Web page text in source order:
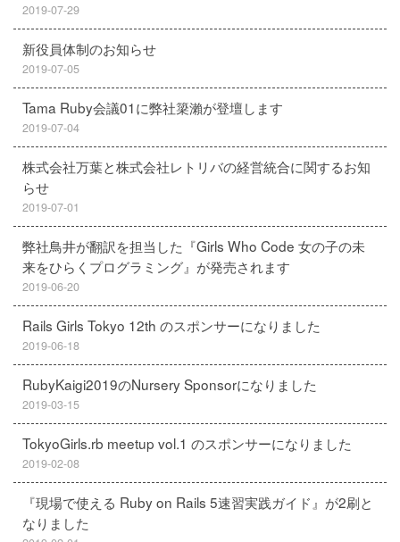
2019-07-29
新役員体制のお知らせ
2019-07-05
Tama Ruby会議01に弊社簗瀨が登壇します
2019-07-04
株式会社万葉と株式会社レトリバの経営統合に関するお知
らせ
2019-07-01
弊社鳥井が翻訳を担当した『Girls Who Code 女の子の未
来をひらくプログラミング』が発売されます
2019-06-20
Rails Girls Tokyo 12th のスポンサーになりました
2019-06-18
RubyKaigi2019のNursery Sponsorになりました
2019-03-15
TokyoGirls.rb meetup vol.1 のスポンサーになりました
2019-02-08
『現場で使える Ruby on Rails 5速習実践ガイド』が2刷と
なりました